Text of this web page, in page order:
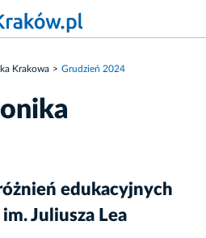
Krakowa Grudzień 2024
edukacyjnych
Juliusza Lea